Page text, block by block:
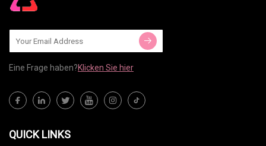
Eine Frage haben?Klicken Sie hier
QUICK LINKS